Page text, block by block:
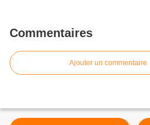
Commentaires
Ajouter un commentaire